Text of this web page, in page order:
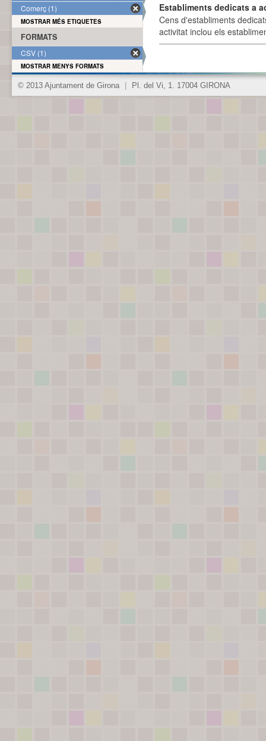
Establiments dedicats a
Cens d'establiments
activitat inclou els
Comerç (1)
MOSTRAR MÉS ETIQUETES
FORMATS
CSV (1)
MOSTRAR MENYS FORMATS
© 2013 Ajuntament de Girona Pl. del Vi, 1. 17004 GIRONA